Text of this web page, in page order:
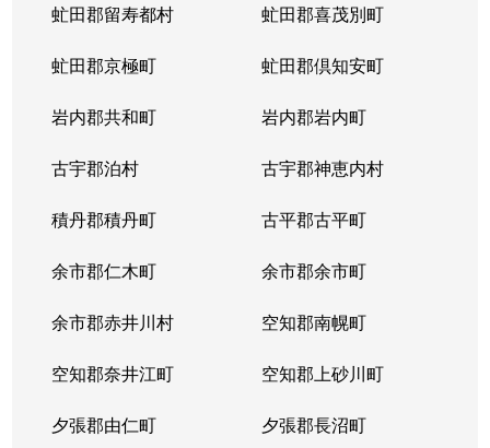
虻田郡留寿都村 虻田郡喜茂別町
虻田郡京極町 虻田郡倶知安町
岩内郡共和町 岩内郡岩内町
古宇郡泊村 古宇郡神恵内村
積丹郡積丹町 古平郡古平町
余市郡仁木町 余市郡余市町
余市郡赤井川村 空知郡南幌町
空知郡奈井江町 空知郡上砂川町
夕張郡由仁町 夕張郡長沼町